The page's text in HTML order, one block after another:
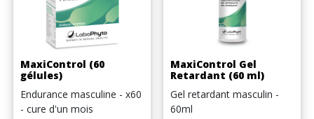
MaxiControl (60
gélules)
Endurance masculine - x60
- cure d'un mois
MaxiControl Gel
Retardant (60 ml)
Gel retardant masculin -
60ml